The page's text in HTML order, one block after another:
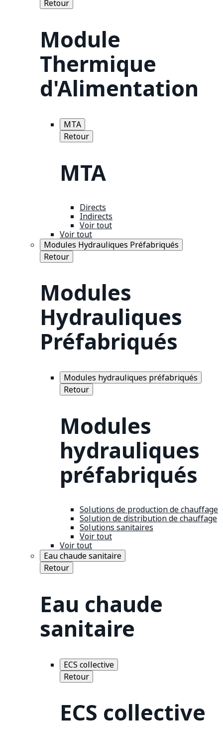
Retour
Module
Thermique
d'Alimentation
MTA
Retour
MTA
Directs
Indirects
Voir tout
Voir tout
Modules Hydrauliques Préfabriqués
Retour
Modules
Hydrauliques
Préfabriqués
Modules hydrauliques préfabriqués
Retour
Modules
hydrauliques
préfabriqués
Solutions de production de chauffage
Solution de distribution de chauffage
Solutions sanitaires
Voir tout
Voir tout
Eau chaude sanitaire
Retour
Eau chaude
sanitaire
ECS collective
Retour
ECS collective